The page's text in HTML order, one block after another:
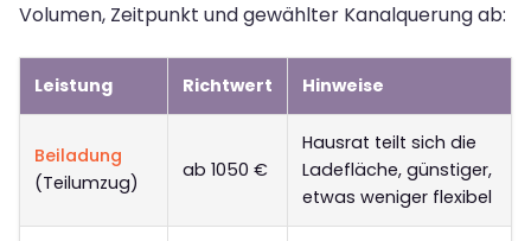
Volumen, Zeitpunkt und gewählter Kanalquerung ab:
Leistung Richtwert Hinweise
Beiladung
(Teilumzug)
ab 1050 €
Hausrat teilt sich die
Ladefläche, günstiger,
etwas weniger flexibel